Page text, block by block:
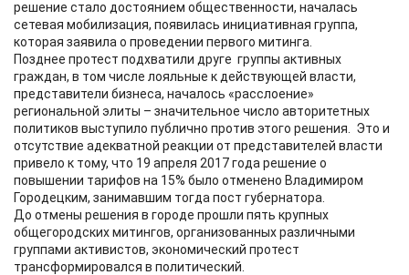
решение стало достоянием общественности, началась
сетевая мобилизация, появилась инициативная группа,
которая заявила о проведении первого митинга.
Позднее протест подхватили друге группы активных
граждан, в том числе лояльные к действующей власти,
представители бизнеса, началось «расслоение»
региональной элиты – значительное число авторитетных
политиков выступило публично против этого решения. Это и
отсутствие адекватной реакции от представителей власти
привело к тому, что 19 апреля 2017 года решение о
повышении тарифов на 15% было отменено Владимиром
Городецким, занимавшим тогда пост губернатора.
До отмены решения в городе прошли пять крупных
общегородских митингов, организованных различными
группами активистов, экономический протест
трансформировался в политический.